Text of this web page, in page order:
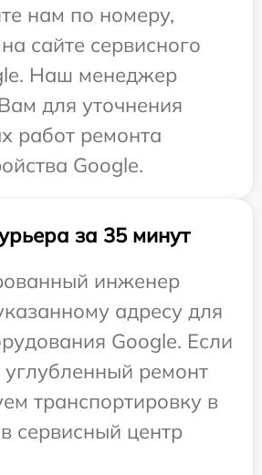
нам по номеру,
сайте сервисного
Наш менеджер
для уточнения
работ ремонта
Google.
за 35 минут
инженер
адресу для
Google. Если
углубленный ремонт
транспортировку в
сервисный центр